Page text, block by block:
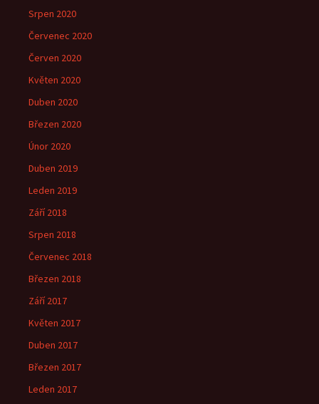
Srpen 2020
Červenec 2020
Červen 2020
Květen 2020
Duben 2020
Březen 2020
Únor 2020
Duben 2019
Leden 2019
Září 2018
Srpen 2018
Červenec 2018
Březen 2018
Září 2017
Květen 2017
Duben 2017
Březen 2017
Leden 2017